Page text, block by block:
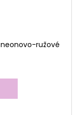
ružové